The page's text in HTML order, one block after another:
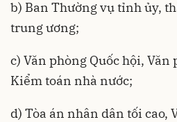
b) Ban Thường vụ tỉnh ủy,
trung ương;
c) Văn phòng Quốc hội,
Kiểm toán nhà nước;
d) Tòa án nhân dân tối cao,